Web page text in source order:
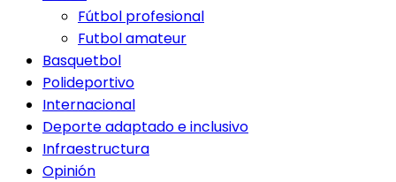
Fútbol profesional
Futbol amateur
Basquetbol
Polideportivo
Internacional
Deporte adaptado e inclusivo
Infraestructura
Opinión